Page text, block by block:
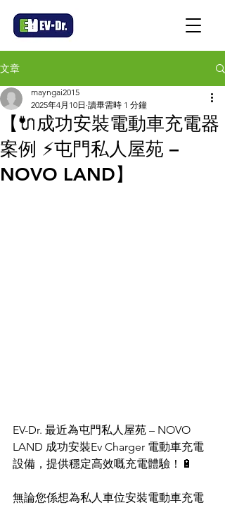
文章
【🔌成功安裝電動車充電器
案例 ⚡屯門私人屋苑 –
NOVO LAND】
mayngai2015
2025年4月10日 讀畢需時 1 分鐘
EV-Dr. 最近為屯門私人屋苑 – NOVO
LAND 成功安裝Ev Charger 電動車充電
設備，提供穩定高效嘅充電體驗！🔋
無論您係想為私人車位安裝電動車充電